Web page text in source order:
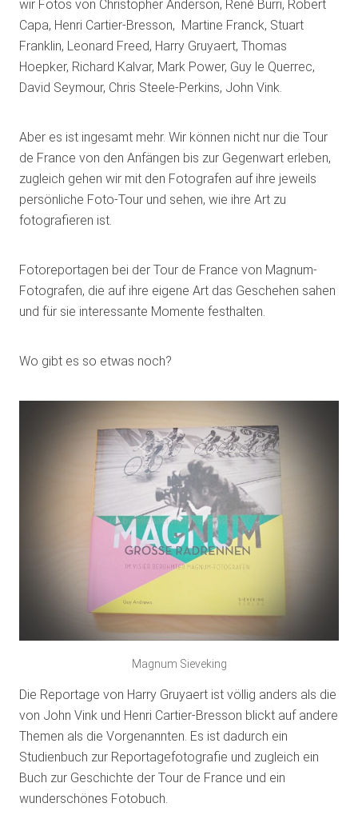
wir Fotos von Christopher Anderson, René Burri, Robert
Capa, Henri Cartier-Bresson, Martine Franck, Stuart
Franklin, Leonard Freed, Harry Gruyaert, Thomas
Hoepker, Richard Kalvar, Mark Power, Guy le Querrec,
David Seymour, Chris Steele-Perkins, John Vink.
Aber es ist ingesamt mehr. Wir können nicht nur die Tour
de France von den Anfängen bis zur Gegenwart erleben,
zugleich gehen wir mit den Fotografen auf ihre jeweils
persönliche Foto-Tour und sehen, wie ihre Art zu
fotografieren ist.
Fotoreportagen bei der Tour de France von Magnum-
Fotografen, die auf ihre eigene Art das Geschehen sahen
und für sie interessante Momente festhalten.
Wo gibt es so etwas noch?
Magnum Sieveking
Die Reportage von Harry Gruyaert ist völlig anders als die
von John Vink und Henri Cartier-Bresson blickt auf andere
Themen als die Vorgenannten. Es ist dadurch ein
Studienbuch zur Reportagefotografie und zugleich ein
Buch zur Geschichte der Tour de France und ein
wunderschönes Fotobuch.